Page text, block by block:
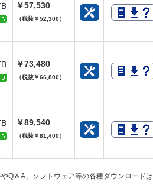
￥57,530
（税抜￥52,300）
￥73,480
（税抜￥66,800）
￥89,540
（税抜￥81,400）
Q＆A、ソフトウェア等の各種ダウンロードは